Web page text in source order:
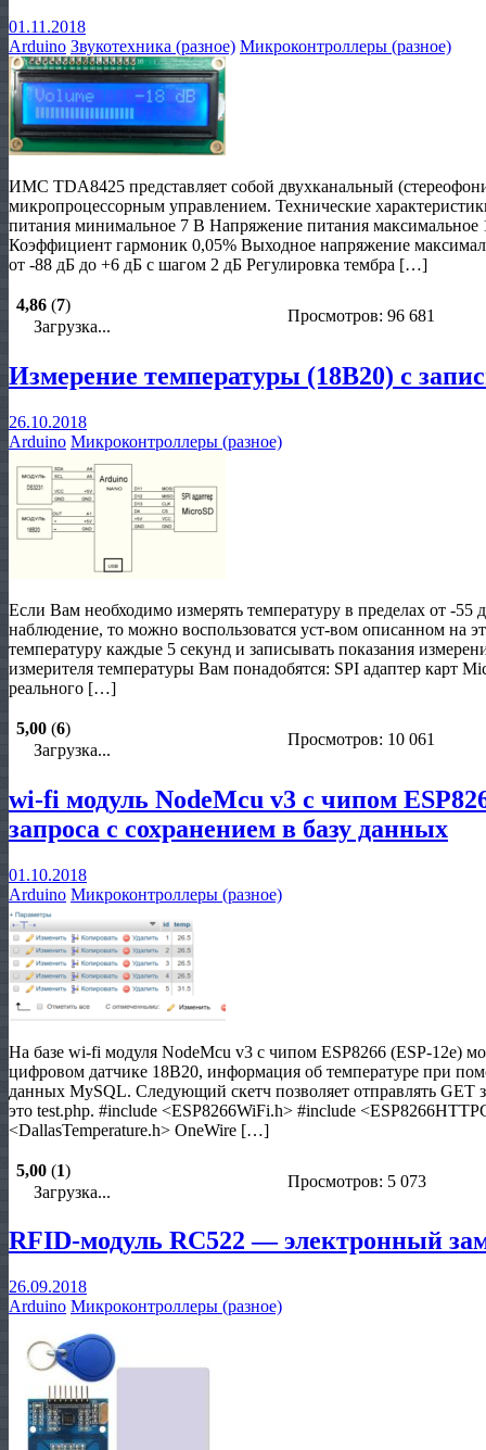
01.11.2018
Arduino Звукотехника (разное) Микроконтроллеры (разное)
ИМС TDA8425 представляет собой двухканальный
микропроцессорным управлением. Технические
питания минимальное 7 В Напряжение питания
Коэффициент гармоник 0,05% Выходное напряжение
от -88 дБ до +6 дБ с шагом 2 дБ Регулировка тембра […]
4,86 (7)
Загрузка...
Просмотров: 96 681
Измерение температуры (18B20) с
26.10.2018
Arduino Микроконтроллеры (разное)
Если Вам необходимо измерять температуру в пределах от -55
наблюдение, то можно воспользоватся уст-вом описанном на
температуру каждые 5 секунд и записывать показания
измерителя температуры Вам понадобятся: SPI адаптер карт
реального […]
5,00 (6)
Загрузка...
Просмотров: 10 061
wi-fi модуль NodeMcu v3 с чипом
запроса с сохранением в базу данных
01.10.2018
Arduino Микроконтроллеры (разное)
На базе wi-fi модуля NodeMcu v3 с чипом ESP8266 (ESP-12e)
цифровом датчике 18B20, информация об температуре при
данных MySQL. Следующий скетч позволяет отправлять GET
это test.php. #include <ESP8266WiFi.h> #include
<DallasTemperature.h> OneWire […]
5,00 (1)
Загрузка...
Просмотров: 5 073
RFID-модуль RC522 — электронный
26.09.2018
Arduino Микроконтроллеры (разное)